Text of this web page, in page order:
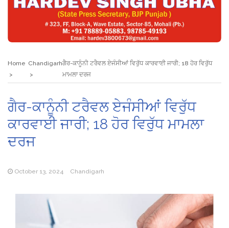
Home Chandigarhਗੈਰ-ਕਾਨੂੰਨੀ ਟਰੈਵਲ ਏਜੰਸੀਆਂ ਵਿਰੁੱਧ ਕਾਰਵਾਈ ਜਾਰੀ; 18 ਹੋਰ ਵਿਰੁੱਧ
ਮਾਮਲਾ ਦਰਜ
ਗੈਰ-ਕਾਨੂੰਨੀ ਟਰੈਵਲ ਏਜੰਸੀਆਂ ਵਿਰੁੱਧ
ਕਾਰਵਾਈ ਜਾਰੀ; 18 ਹੋਰ ਵਿਰੁੱਧ ਮਾਮਲਾ
ਦਰਜ
October 13, 2024 Chandigarh